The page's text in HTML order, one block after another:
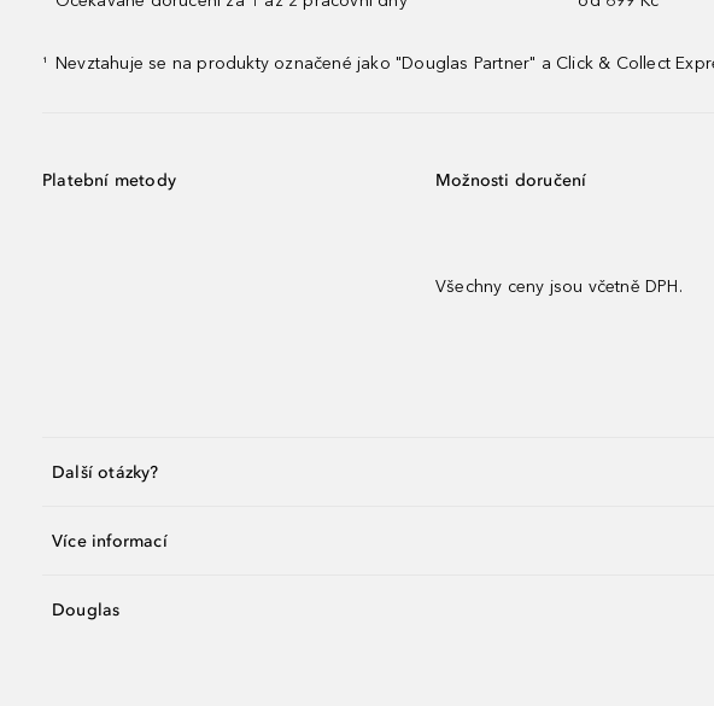
¹ Nevztahuje se na produkty označené jako "Douglas Partner" a Click & Collect
Platební metody Možnosti doručení
Všechny ceny jsou včetně DPH.
Další otázky?
Více informací
Douglas